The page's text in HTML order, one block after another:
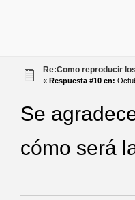
Re:Como reproducir
« Respuesta #10 en:
Se
cómo será